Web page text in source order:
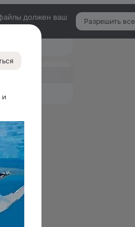
и
Войти
должен ваш
Разрешить все